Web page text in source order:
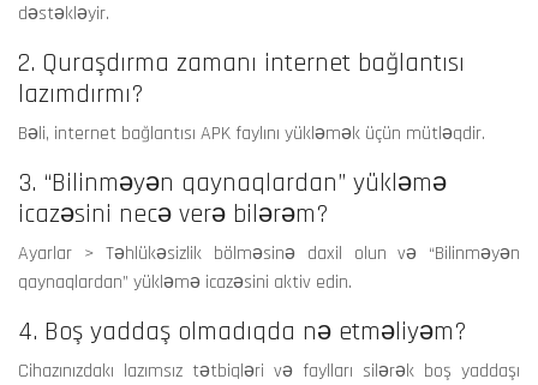
dəstəkləyir.
2. Quraşdırma zamanı internet bağlantısı
lazımdırmı?
Bəli, internet bağlantısı APK faylını yükləmək üçün mütləqdir.
3. “Bilinməyən qaynaqlardan” yükləmə
icazəsini necə verə bilərəm?
Ayarlar > Təhlükəsizlik bölməsinə daxil olun və “Bilinməyən
qaynaqlardan” yükləmə icazəsini aktiv edin.
4. Boş yaddaş olmadıqda nə etməliyəm?
Cihazınızdakı lazımsız tətbiqləri və faylları silərək boş yaddaşı